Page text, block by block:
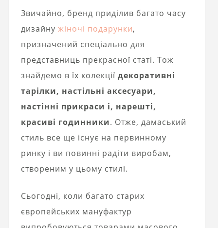
Звичайно, бренд приділив багато часу
дизайну жіночі подарунки,
призначений спеціально для
представниць прекрасної статі. Тож
знайдемо в їх колекції декоративні
тарілки, настільні аксесуари,
настінні прикраси і, нарешті,
красиві годинники. Отже, дамаський
стиль все ще існує на первинному
ринку і ви повинні радіти виробам,
створеним у цьому стилі.
Сьогодні, коли багато старих
європейських мануфактур